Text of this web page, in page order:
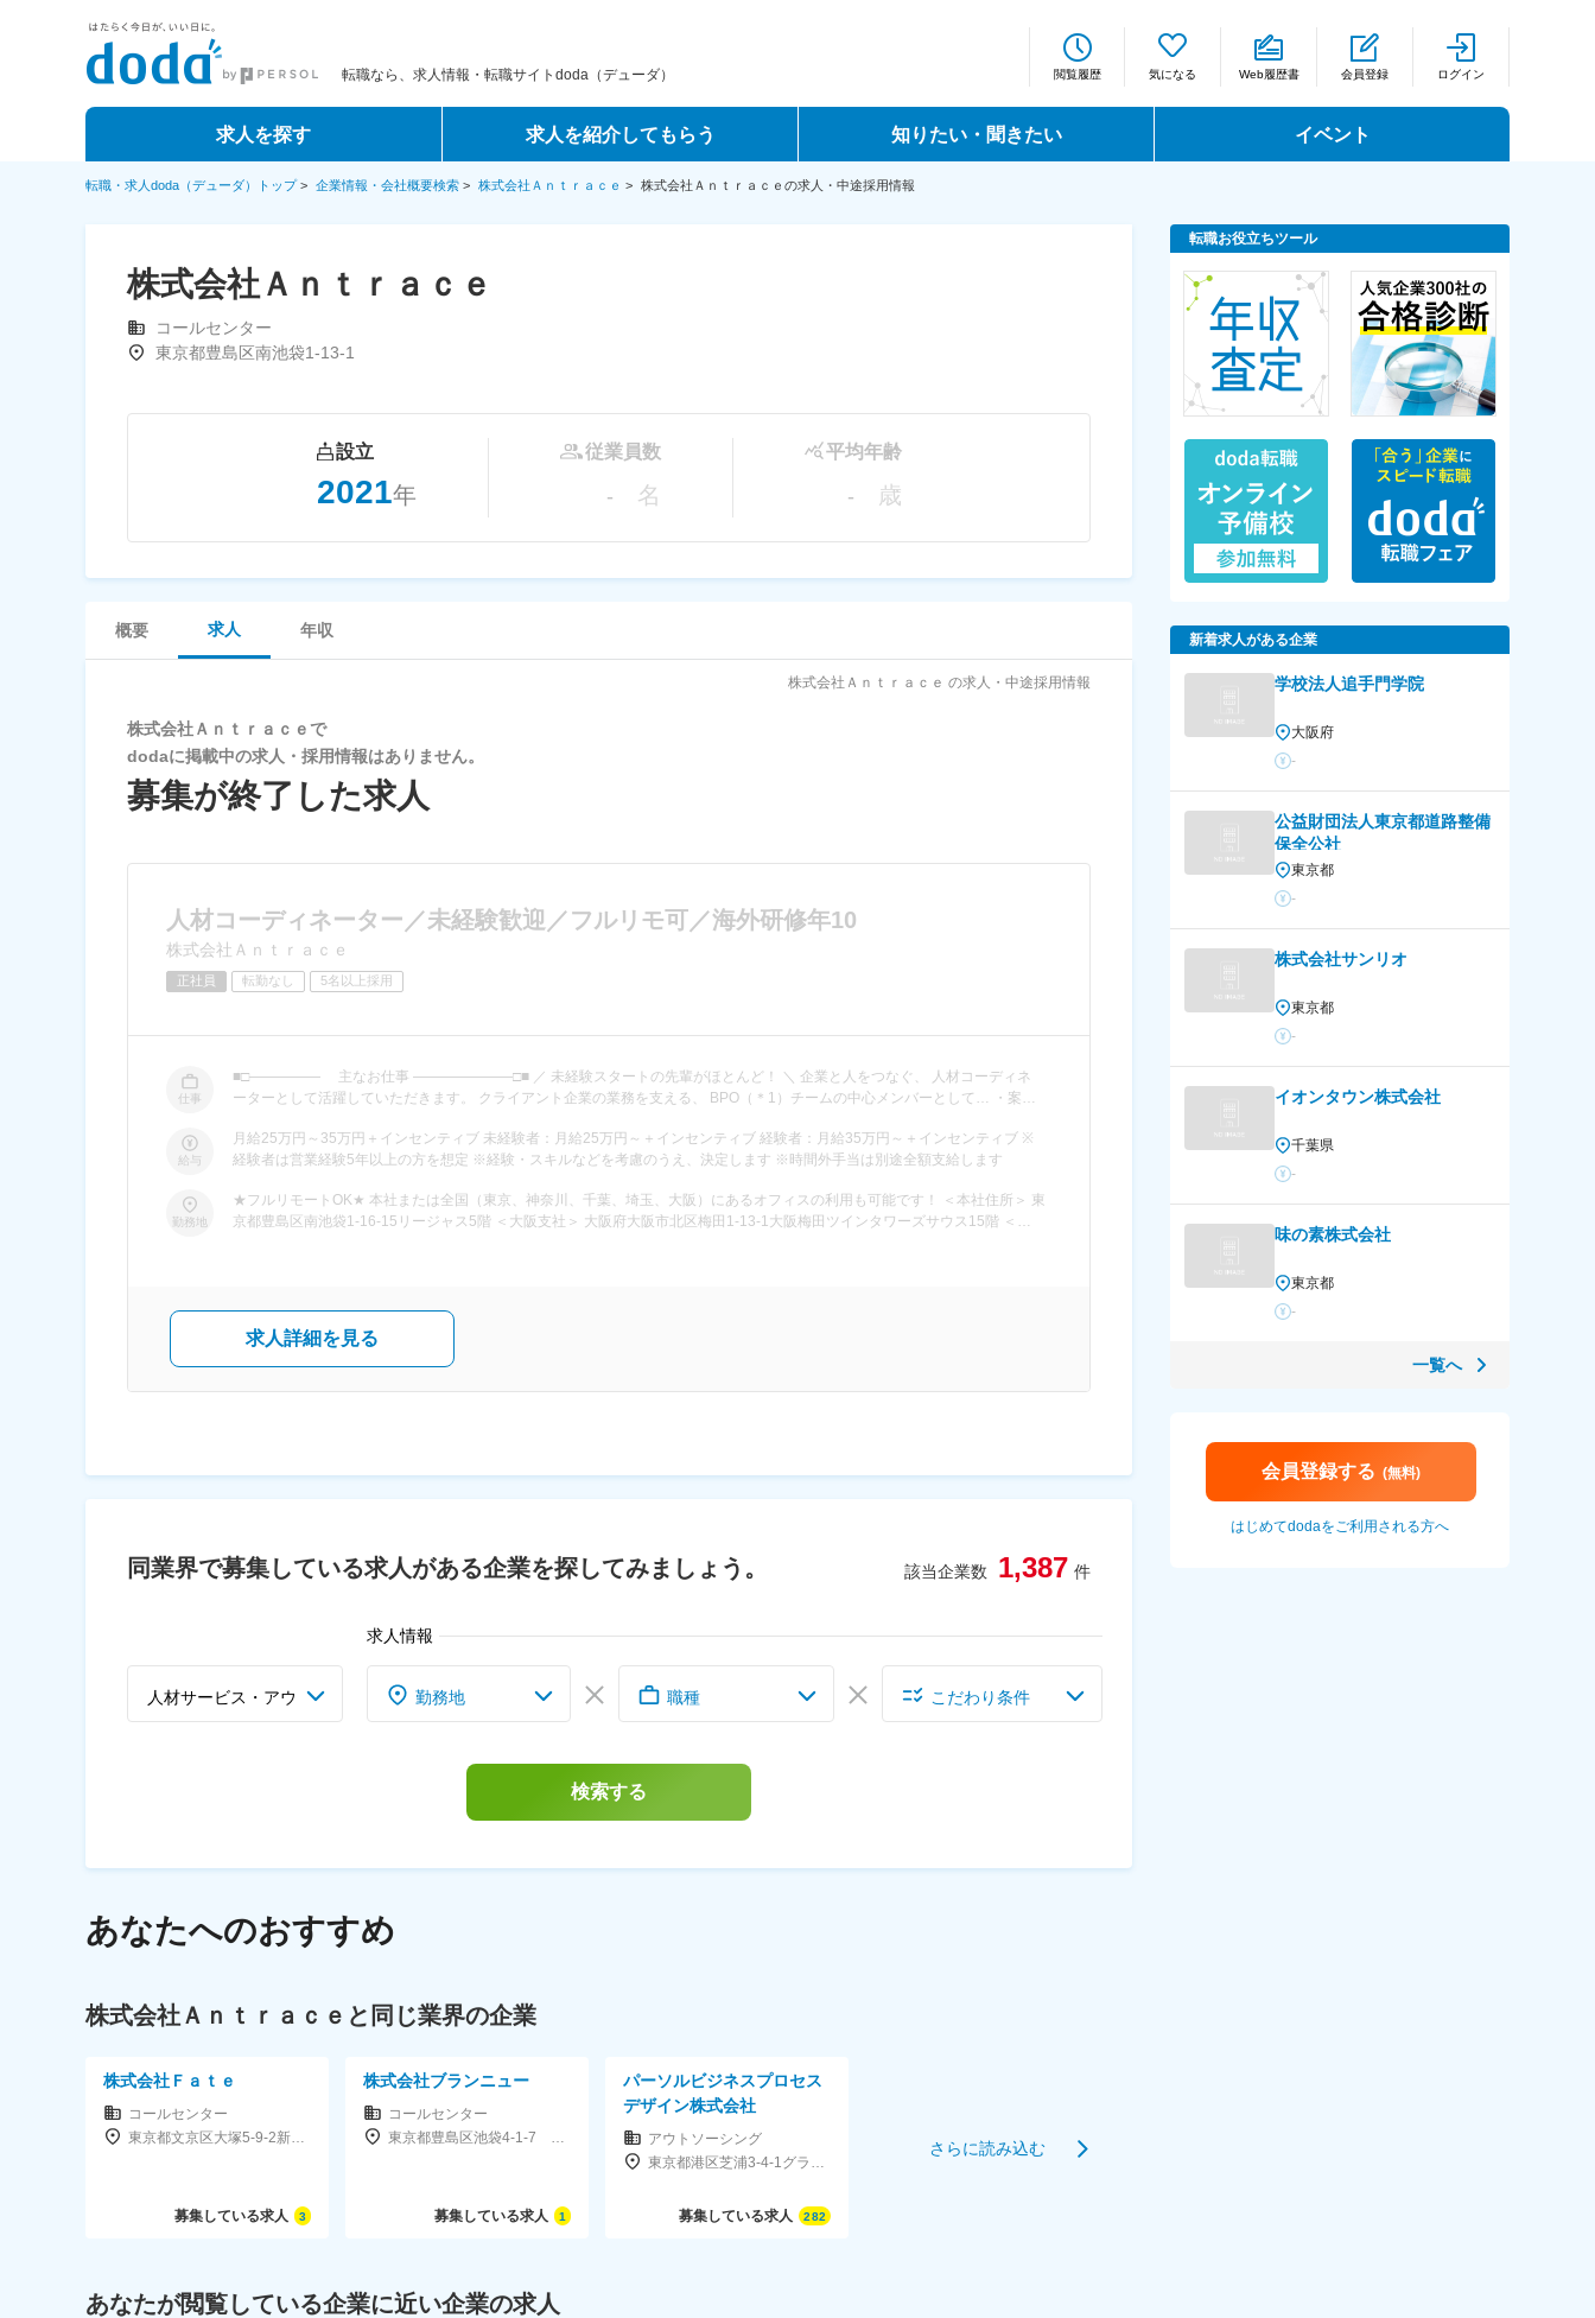
転職なら、求人情報・転職サイトdoda（デューダ） 閲覧履歴 気になる Web履歴書 会員登録 ログイン
求人を探す 求人を紹介してもらう 知りたい・聞きたい イベント
転職・求人doda（デューダ）トップ> 企業情報・会社概要検索 > 株式会社Ａｎｔｒａｃｅ > 株式会社Ａｎｔｒａｃｅの求人・中途採用情報
株式会社Ａｎｔｒａｃｅ
コールセンター
東京都豊島区南池袋1-13-1
設立
2021年
従業員数
- 名
平均年齢
- 歳
概要 求人 年収
株式会社Ａｎｔｒａｃｅ の求人・中途採用情報
株式会社Ａｎｔｒａｃｅで
dodaに掲載中の求人・採用情報はありません。
募集が終了した求人
人材コーディネーター／未経験歓迎／フルリモ可／海外研修年10
株式会社Ａｎｔｒａｃｅ
正社員 転勤なし 5名以上採用
仕事
■□――――― 主なお仕事 ―――――――□■ ／ 未経験スタートの先輩がほとんど！ ＼ 企業と人をつなぐ、 人材コーディネ
ーターとして活躍していただきます。 クライアント企業の業務を支える、 BPO（＊1）チームの中心メンバーとして… ・案件
者・求職者とのキャリア相談および面談業務 ・企業が求める人材の要件定義・提案業務 などを担当！ただ人を集めるだけでな
く、 「どうしたら現場がもっと良くなるか」 「どうすれば企業の課題を解決できるか」 を考え、チームで改善していく仕事で
■□――――――――――― 完全未経験から… 独立できるレベルまで成長！ ――――――――――――□■ 入社後はマンツ
ーマン育成を中心に、 ラジオ・動画研修や有名起業家のセミナーなど 実践型の教育体制でしっかりサポート！ 手厚い成長支援
給与
月給25万円～35万円＋インセンティブ 未経験者：月給25万円～＋インセンティブ 経験者：月給35万円～＋インセンティブ ※
経験者は営業経験5年以上の方を想定 ※経験・スキルなどを考慮のうえ、決定します ※時間外手当は別途全額支給します
勤務地
★フルリモートOK★ 本社または全国（東京、神奈川、千葉、埼玉、大阪）にあるオフィスの利用も可能です！ ＜本社住所＞ 東
京都豊島区南池袋1-16-15リージャス5階 ＜大阪支社＞ 大阪府大阪市北区梅田1-13-1大阪梅田ツインタワーズサウス15階 ＜オ
分 横浜オフィス：京急本線「神奈川駅」徒歩4分 船橋オフィス：総武本線「船橋駅」徒歩13分 大宮オフィス：JR埼京線「大宮
駅」徒歩5分 梅田オフィス：大阪メトロ谷町線「東梅田駅」「梅田駅」徒歩1分 心斎橋オフィス：大阪メトロ御堂筋線「心斎橋
駅」徒歩5分 新大阪オフィス：大阪メトロ御堂筋線「西中島南方駅」徒歩4分 なんばオフィス：大阪メトロ御堂筋線「なんば
駅」徒歩1分
求人詳細を見る
同業界で募集している求人がある企業を探してみましょう。 該当企業数 1,387 件
人材サービス・アウ
求人情報
勤務地 職種 こだわり条件
検索する
あなたへのおすすめ
株式会社Ａｎｔｒａｃｅと同じ業界の企業
株式会社Ｆａｔｅ
コールセンター
東京都文京区大塚5-9-2新大塚プラザ7F
募集している求人 3
株式会社ブランニュー
コールセンター
東京都豊島区池袋4-1-7 アポロ池袋ビル3F
募集している求人 1
パーソルビジネスプロセス
デザイン株式会社
アウトソーシング
東京都港区芝浦3-4-1グランパークタワー33F
募集している求人 282
さらに読み込む
あなたが閲覧している企業に近い企業の求人
転職お役立ちツール
新着求人がある企業
学校法人追手門学院
大阪府
-
公益財団法人東京都道路整備
保全公社
東京都
-
株式会社サンリオ
東京都
-
イオンタウン株式会社
千葉県
-
味の素株式会社
東京都
-
一覧へ
会員登録する (無料)
はじめてdodaをご利用される方へ